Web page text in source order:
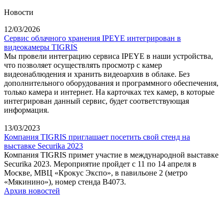
Новости
12/03/2026
Сервис облачного хранения IPEYE интегрирован в
видеокамеры TIGRIS
Мы провели интеграцию сервиса IPEYE в наши устройства,
что позволяет осуществлять просмотр с камер
видеонаблюдения и хранить видеоархив в облаке. Без
дополнительного оборудования и программного обеспечения,
только камера и интернет. На карточках тех камер, в которые
интегрирован данный сервис, будет соответствующая
информация.
13/03/2023
Компания TIGRIS приглашает посетить свой стенд на
выставке Securika 2023
Компания TIGRIS примет участие в международной выставке
Securika 2023. Мероприятие пройдет с 11 по 14 апреля в
Москве, МВЦ «Крокус Экспо», в павильоне 2 (метро
«Мякинино»), номер стенда B4073.
Архив новостей